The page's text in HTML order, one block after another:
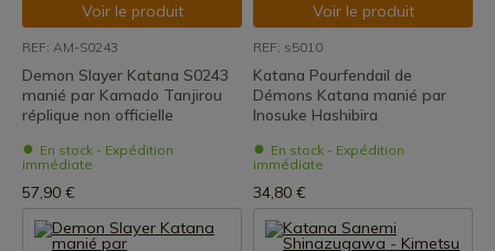
Voir le produit
REF: AM-S0243
Demon Slayer Katana S0243
manié par Kamado Tanjirou
réplique non officielle
En stock - Expédition
immédiate
57,90 €
Voir le produit
REF: s5010
Katana Pourfendail de
Démons Katana manié par
Inosuke Hashibira
En stock - Expédition
immédiate
34,80 €